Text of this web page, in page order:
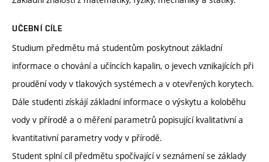
UČEBNÍ CÍLE
Studium předmětu má studentům poskytnout základní
informace o chování a učíncích kapalin, o jevech vznikajících při
proudění vody v tlakových systémech a v otevřených korytech.
Dále studenti získájí základní informace o výskytu a koloběhu
vody v přírodě a o měření parametrů popisující kvalitativní a
kvantitativní parametry vody v přírodě.
Student splní cíl předmětu spočívající v seznámení se základy